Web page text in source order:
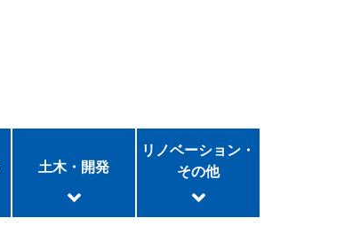
土木・開発
リノベーション・
その他